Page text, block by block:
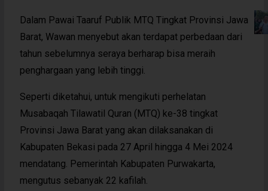
Dalam Pawai Taaruf Publik MTQ Tingkat Provinsi Jawa
Barat, Wawan menyebut akan terdapat perbedaan dari
tahun sebelumnya seraya berharap bisa meraih
penghargaan yang lebih tinggi.
Seperti diketahui, untuk mengikuti perhelatan
Musabaqah Tilawatil Quran (MTQ) ke-38 tingkat
Provinsi Jawa Barat yang akan dilaksanakan di
Kabupaten Bekasi pada 27 April hingga 4 Mei 2024
mendatang. Pemerintah Kabupaten Purwakarta,
mengutus sebanyak 22 kafilah.